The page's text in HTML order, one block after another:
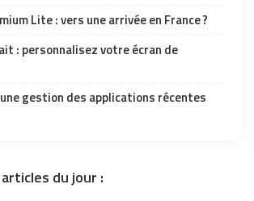
Lite : vers une arrivée en France ?
: personnalisez votre écran de
gestion des applications récentes
du jour :